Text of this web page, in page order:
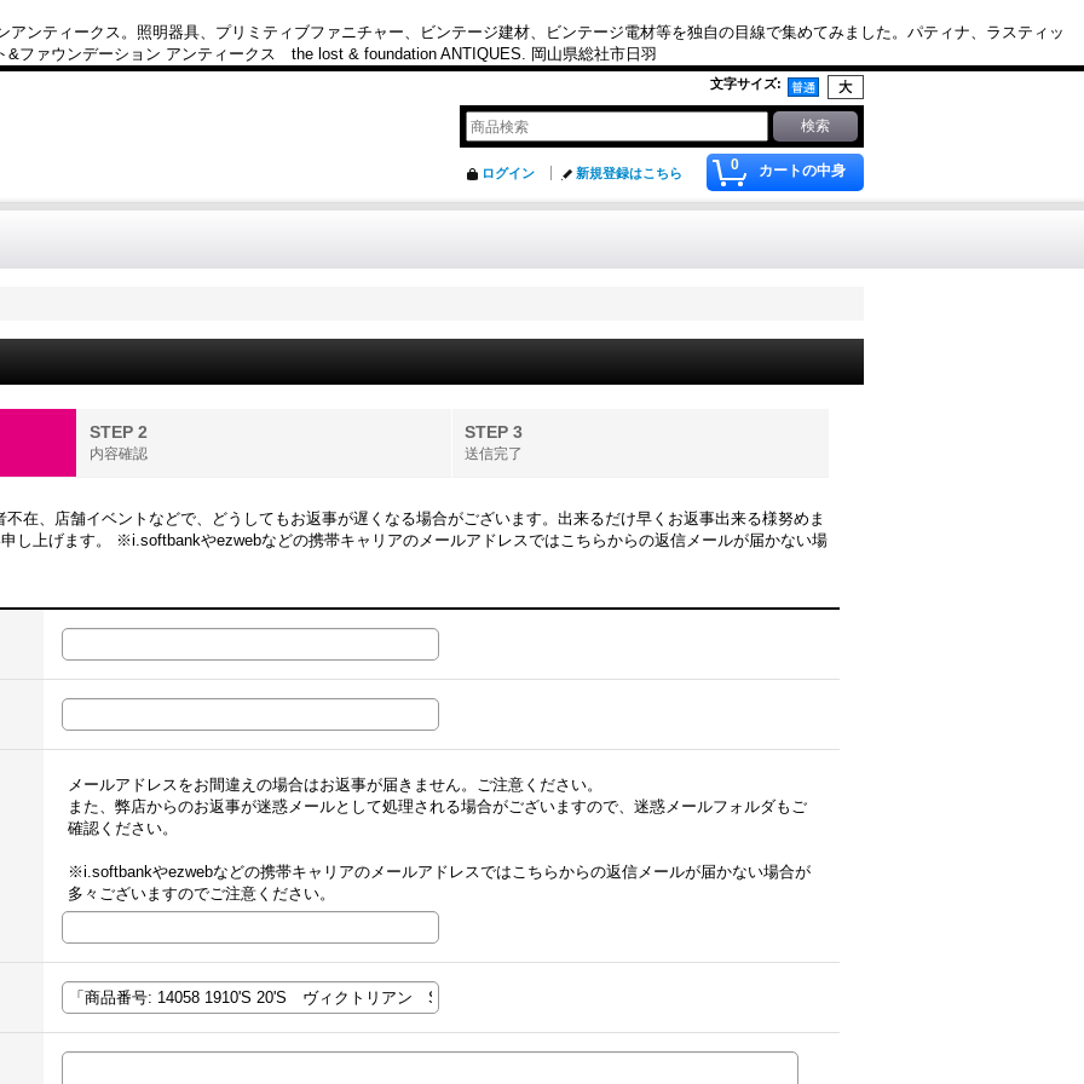
ティークス。照明器具、プリミティブファニチャー、ビンテージ建材、ビンテージ電材等を独自の目線で集めてみました。パティナ、ラスティッ
ファウンデーション アンティークス the lost & foundation ANTIQUES. 岡山県総社市日羽
文字サイズ:
0 カートの中身
ログイン 新規登録はこちら
STEP 2
内容確認
STEP 3
送信完了
在、店舗イベントなどで、どうしてもお返事が遅くなる場合がございます。出来るだけ早くお返事出来る様努めま
し上げます。 ※i.softbankやezwebなどの携帯キャリアのメールアドレスではこちらからの返信メールが届かない場
メールアドレスをお間違えの場合はお返事が届きません。ご注意ください。
また、弊店からのお返事が迷惑メールとして処理される場合がございますので、迷惑メールフォルダもご
確認ください。
※i.softbankやezwebなどの携帯キャリアのメールアドレスではこちらからの返信メールが届かない場合が
多々ございますのでご注意ください。